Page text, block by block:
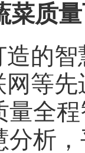
菜质
的
等
量全
析